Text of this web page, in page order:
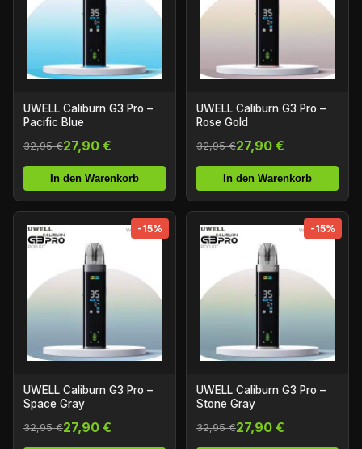
UWELL Caliburn G3 Pro –
Pacific Blue
32,95 €27,90 €
In den Warenkorb
UWELL Caliburn G3 Pro –
Rose Gold
32,95 €27,90 €
In den Warenkorb
-15%
UWELL Caliburn G3 Pro –
Space Gray
32,95 €27,90 €
-15%
UWELL Caliburn G3 Pro –
Stone Gray
32,95 €27,90 €